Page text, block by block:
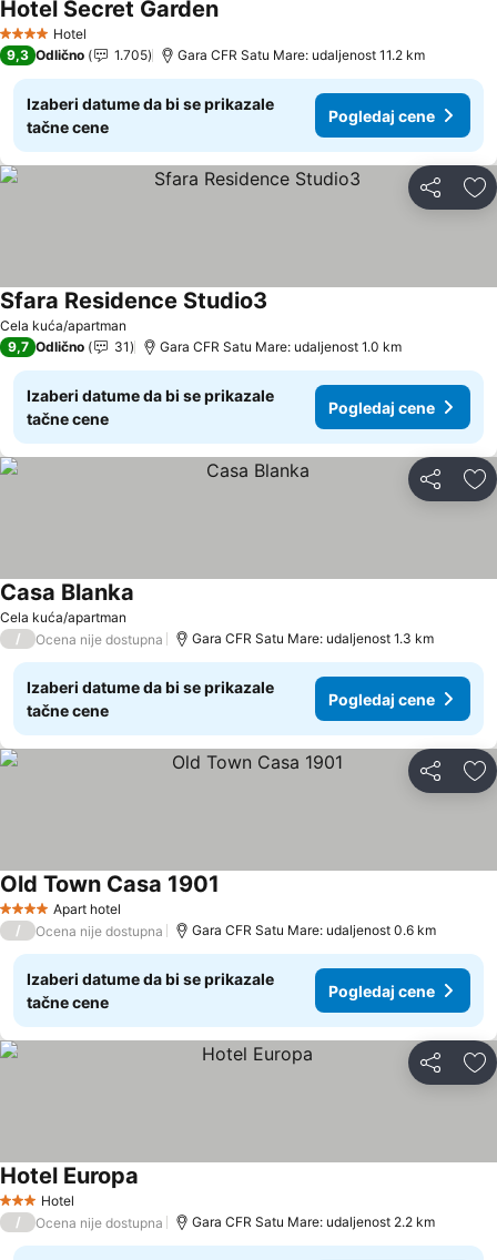
4 ZvezdiceHotel
Hotel Secret GardenPogledaj cene
9,3 Odlično 1.705 Gara CFR Satu Mare: udaljenost 11.2 km
Izaberi datume da bi se prikazale
tačne cene
Pogledaj cene
Deli
Cela kuća/apartman
Sfara Residence Studio3
9,7 Odlično 31 Gara CFR Satu Mare: udaljenost 1.0 km
Izaberi datume da bi se prikazale
tačne cene
Pogledaj cene
Deli
Cela kuća/apartman
Casa Blanka
/ Ocena nije dostupna Gara CFR Satu Mare: udaljenost 1.3 km
Izaberi datume da bi se prikazale
tačne cene
Pogledaj cene
Deli
4 ZvezdiceApart hotel
Old Town Casa 1901
/ Ocena nije dostupna Gara CFR Satu Mare: udaljenost 0.6 km
Izaberi datume da bi se prikazale
tačne cene
Pogledaj cene
Deli
3 Zvezdice
Hotel
Hotel Europa
/ Ocena nije dostupna Gara CFR Satu Mare: udaljenost 2.2 km